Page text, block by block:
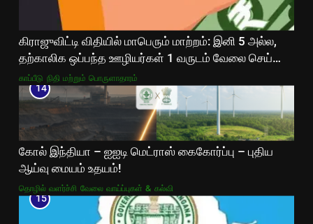
கிராஜுவிட்டி விதியில் மாபெரும் மாற்றம்: இனி 5 அல்ல,
தற்காலிக ஒப்பந்த ஊழியர்கள் 1 வருடம் வேலை செய்தால்
போதும்!
காப்பீடு நிதி மற்றும் பொருளாதாரம்
14
கோல் இந்தியா – ஐஐடி மெட்ராஸ் கைகோர்ப்பு – புதிய
ஆய்வு மையம் உதயம்!
தொழில் வளர்ச்சி வேலை வாய்ப்புகள் & கல்வி
15